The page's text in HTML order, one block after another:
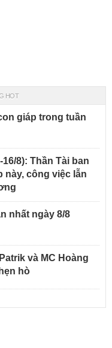
HOT
giáp trong tuần
8): Thần Tài ban
này, công việc lẫn
nhất ngày 8/8
và MC Hoàng
hò